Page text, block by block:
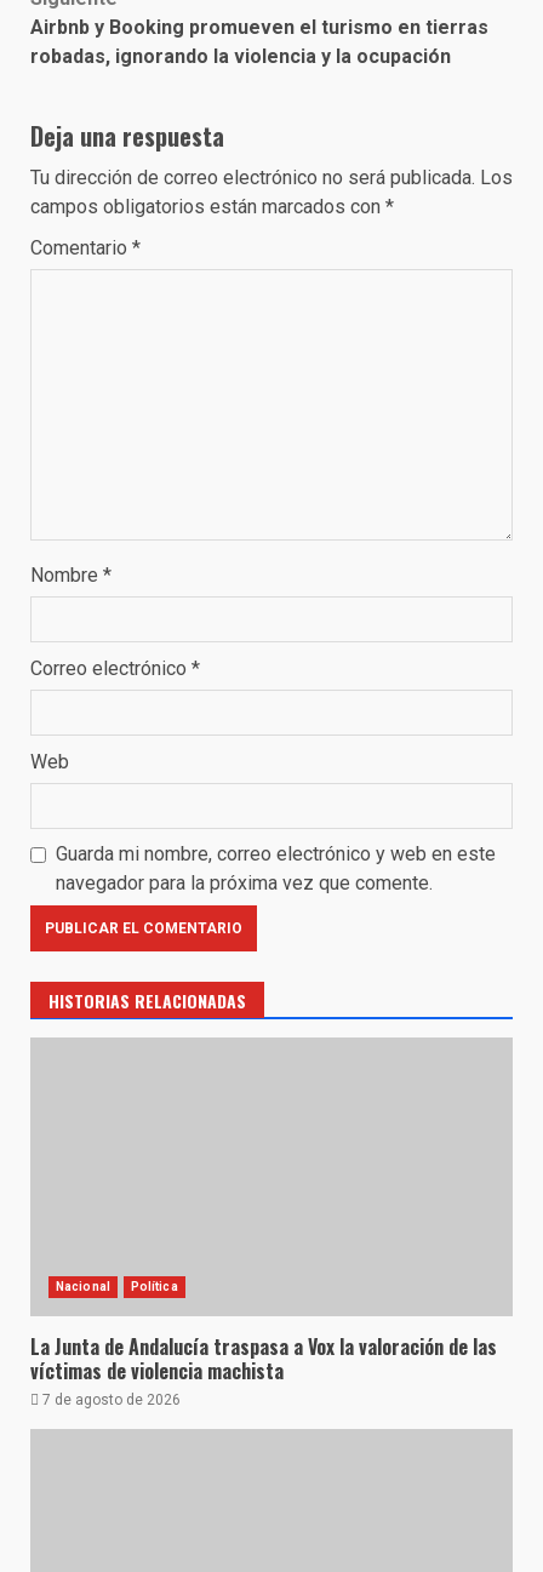
Airbnb y Booking promueven el turismo en tierras
robadas, ignorando la violencia y la ocupación
Deja una respuesta
Tu dirección de correo electrónico no será publicada. Los
campos obligatorios están marcados con *
Comentario *
Nombre *
Correo electrónico *
Web
Guarda mi nombre, correo electrónico y web en este
navegador para la próxima vez que comente.
HISTORIAS RELACIONADAS
Nacional Política
La Junta de Andalucía traspasa a Vox la valoración de las
víctimas de violencia machista
7 de agosto de 2026